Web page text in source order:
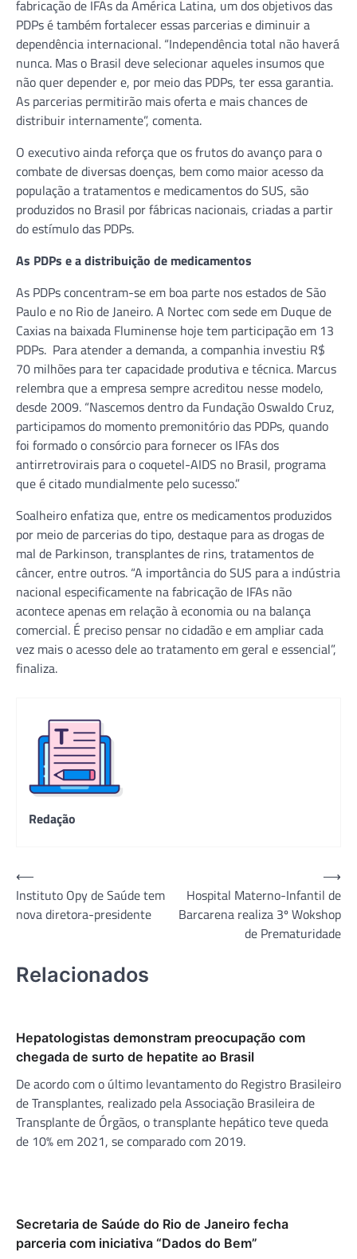
fabricação de IFAs da América Latina, um dos objetivos das
PDPs é também fortalecer essas parcerias e diminuir a
dependência internacional. “Independência total não haverá
nunca. Mas o Brasil deve selecionar aqueles insumos que
não quer depender e, por meio das PDPs, ter essa garantia.
As parcerias permitirão mais oferta e mais chances de
distribuir internamente”, comenta.
O executivo ainda reforça que os frutos do avanço para o
combate de diversas doenças, bem como maior acesso da
população a tratamentos e medicamentos do SUS, são
produzidos no Brasil por fábricas nacionais, criadas a partir
do estímulo das PDPs.
As PDPs e a distribuição de medicamentos
As PDPs concentram-se em boa parte nos estados de São
Paulo e no Rio de Janeiro. A Nortec com sede em Duque de
Caxias na baixada Fluminense hoje tem participação em 13
PDPs. Para atender a demanda, a companhia investiu R$
70 milhões para ter capacidade produtiva e técnica. Marcus
relembra que a empresa sempre acreditou nesse modelo,
desde 2009. “Nascemos dentro da Fundação Oswaldo Cruz,
participamos do momento premonitório das PDPs, quando
foi formado o consórcio para fornecer os IFAs dos
antirretrovirais para o coquetel-AIDS no Brasil, programa
que é citado mundialmente pelo sucesso.”
Soalheiro enfatiza que, entre os medicamentos produzidos
por meio de parcerias do tipo, destaque para as drogas de
mal de Parkinson, transplantes de rins, tratamentos de
câncer, entre outros. “A importância do SUS para a indústria
nacional especificamente na fabricação de IFAs não
acontece apenas em relação à economia ou na balança
comercial. É preciso pensar no cidadão e em ampliar cada
vez mais o acesso dele ao tratamento em geral e essencial”,
finaliza.
Redação
Navegação
de
Post
⟵
Instituto Opy de Saúde tem
nova diretora-presidente
Hospital Materno-Infantil de
Barcarena realiza 3º Wokshop
de Prematuridade
⟶
Relacionados
Hepatologistas demonstram preocupação com
chegada de surto de hepatite ao Brasil
De acordo com o último levantamento do Registro Brasileiro
de Transplantes, realizado pela Associação Brasileira de
Transplante de Órgãos, o transplante hepático teve queda
de 10% em 2021, se comparado com 2019.
Secretaria de Saúde do Rio de Janeiro fecha
parceria com iniciativa “Dados do Bem”